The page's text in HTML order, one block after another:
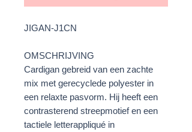
JIGAN-J1CN
OMSCHRIJVING
Cardigan gebreid van een zachte
mix met gerecyclede polyester in
een relaxte pasvorm. Hij heeft een
contrasterend streepmotief en een
tactiele letterappliqué in